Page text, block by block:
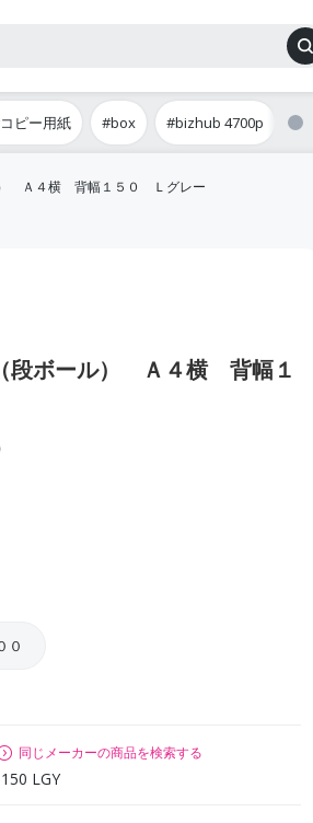
ピー用紙 #box #bizhub 4700p
） Ａ４横 背幅１５０ Ｌグレー
段ボール） Ａ４横 背幅１
０
同じメーカーの商品を検索する
LGY